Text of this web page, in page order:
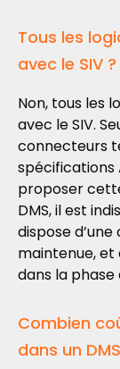
Tous les
avec le SIV ?
Non, tous les
avec le SIV.
connecteurs
spécifications
proposer
DMS, il est
dispose
maintenue, et
dans la phase
Combien
dans un